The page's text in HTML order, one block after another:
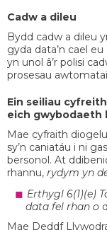
Cadw a dileu
Bydd cadw a dileu
gyda data’n cael
yn unol â’r polisi
prosesau
Ein seiliau
eich gwybodaeth
Mae cyfraith
sy’n caniatáu i ni
bersonol. At
rhannu, rydym yn
Erthygl 6(1)(e)
data fel rhan o
Mae Deddf